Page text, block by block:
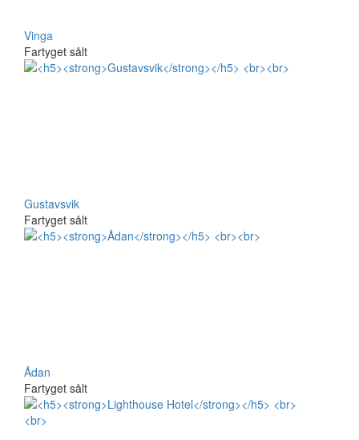
Vinga
Fartyget sålt
Gustavsvik
Fartyget sålt
Ådan
Fartyget sålt